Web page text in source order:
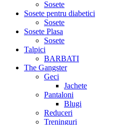
Sosete
Sosete pentru diabetici
Sosete
Sosete Plasa
Sosete
Talpici
BARBATI
The Gangster
Geci
Jachete
Pantaloni
Blugi
Reduceri
Treninguri